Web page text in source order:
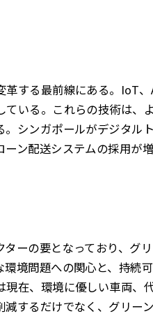
する最前線にある。IoT
いる。これらの技術は、
シンガポールがデジタル
ン配送システムの採用が
ーの要となっており、グ
境問題への関心と、持続
在、環境に優しい車両、
するだけでなく、グリー